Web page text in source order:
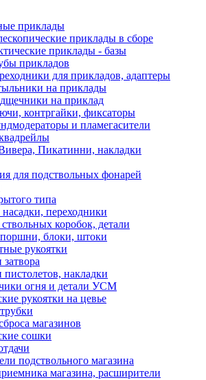
приклады
приклады в сборе
приклады - базы
прикладов
для прикладов, адаптеры
на приклады
на приклад
контргайки, фиксаторы
и пламегасители
Пикатинни, накладки
для подствольных фонарей
типа
переходники
коробок, детали
блоки, штоки
рукоятки
затвора
пистолетов, накладки
огня и детали УСМ
рукоятки на цевье
магазинов
сошки
подствольного магазина
магазина, расширители